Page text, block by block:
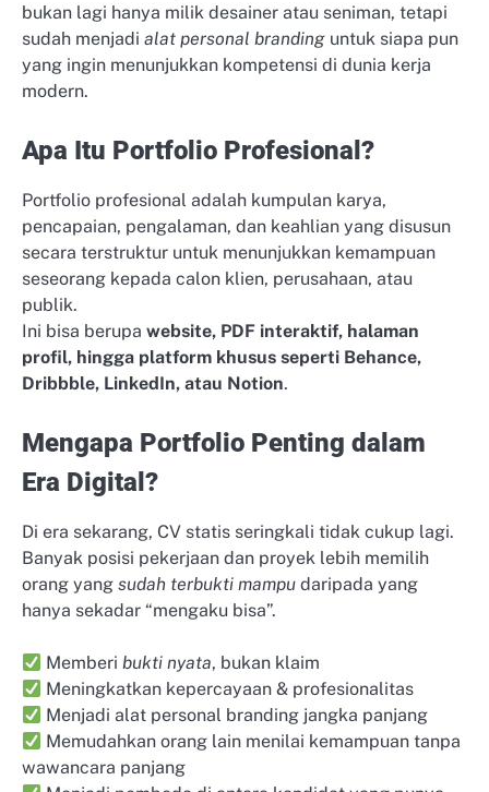
bukan lagi hanya milik desainer atau seniman, tetapi
sudah menjadi alat personal branding untuk siapa pun
yang ingin menunjukkan kompetensi di dunia kerja
modern.
Apa Itu Portfolio Profesional?
Portfolio profesional adalah kumpulan karya,
pencapaian, pengalaman, dan keahlian yang disusun
secara terstruktur untuk menunjukkan kemampuan
seseorang kepada calon klien, perusahaan, atau
publik.
Ini bisa berupa website, PDF interaktif, halaman
profil, hingga platform khusus seperti Behance,
Dribbble, LinkedIn, atau Notion.
Mengapa Portfolio Penting dalam
Era Digital?
Di era sekarang, CV statis seringkali tidak cukup lagi.
Banyak posisi pekerjaan dan proyek lebih memilih
orang yang sudah terbukti mampu daripada yang
hanya sekadar “mengaku bisa”.
Memberibukti nyata, bukan klaim
Meningkatkan kepercayaan & profesionalitas
Menjadi alat personal branding jangka panjang
Memudahkan orang lain menilai kemampuan tanpa
wawancara panjang